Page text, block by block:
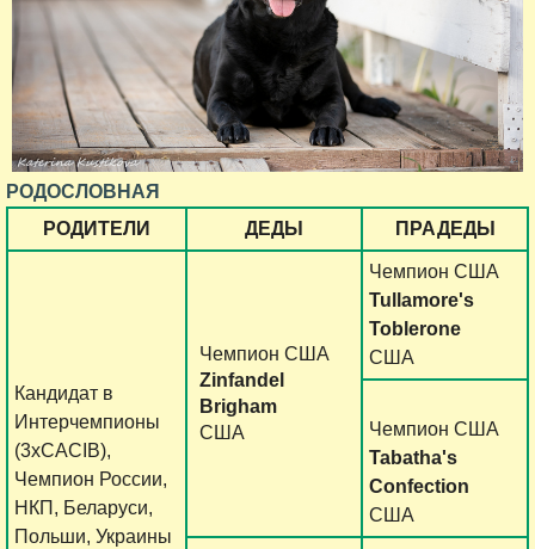
РОДОСЛОВНАЯ
РОДИТЕЛИ
ДЕДЫ ПРАДЕДЫ
Кандидат в
Интерчемпионы
(3хCACIB),
Чемпион России,
НКП, Беларуси,
Польши, Украины
Чемпион США
Zinfandel
Brigham
США
Чемпион США
Tullamore's
Toblerone
США
Чемпион США
Tabatha's
Confection
США